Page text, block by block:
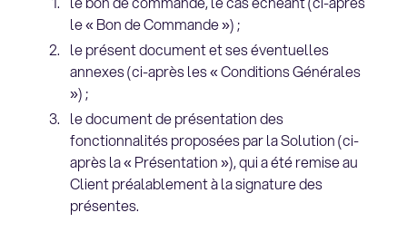
le « Bon de Commande ») ;
le présent document et ses éventuelles
annexes (ci-après les « Conditions Générales
») ;
le document de présentation des
fonctionnalités proposées par la Solution (ci-
après la « Présentation »), qui a été remise au
Client préalablement à la signature des
présentes.